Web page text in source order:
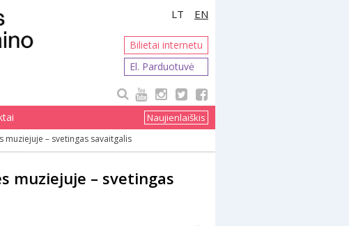
LT EN
Bilietai internetu
El. Parduotuvė
Naujienlaiškis
– svetingas savaitgalis
muziejuje – svetingas